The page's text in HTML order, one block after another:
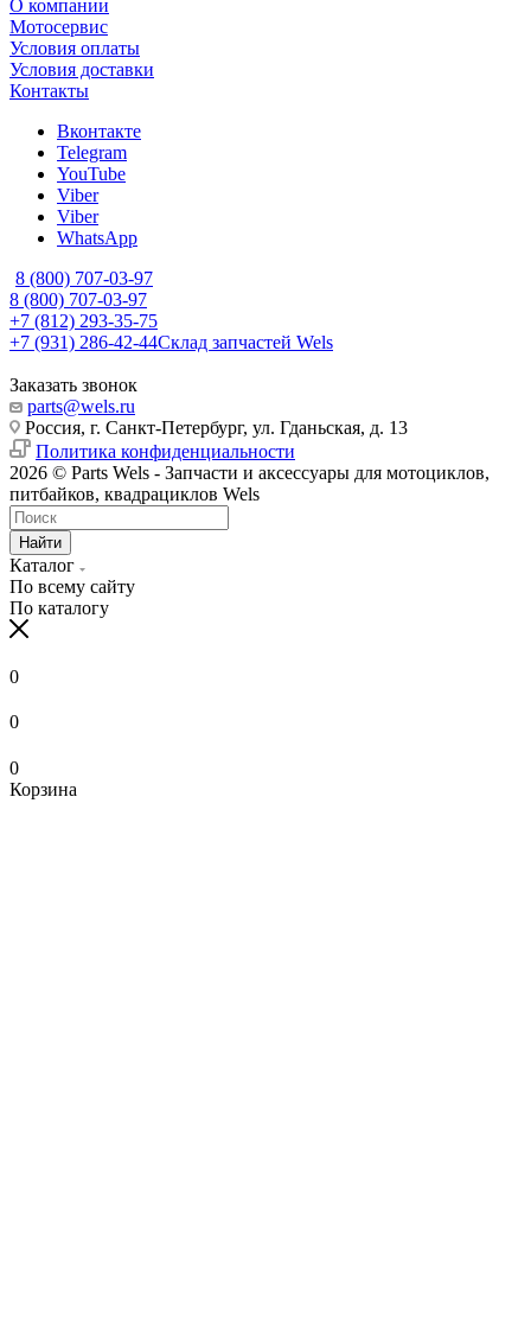
О компании
Мотосервис
Условия оплаты
Условия доставки
Контакты
Вконтакте
Telegram
YouTube
Viber
Viber
WhatsApp
8 (800) 707-03-97
8 (800) 707-03-97
+7 (812) 293-35-75
+7 (931) 286-42-44Склад запчастей Wels
Заказать звонок
parts@wels.ru
Россия, г. Санкт-Петербург, ул. Гданьская, д. 13
Политика конфиденциальности
2026 © Parts Wels - Запчасти и аксессуары для мотоциклов,
питбайков, квадрациклов Wels
Найти
Каталог
По всему сайту
По каталогу
0
0
0
Корзина